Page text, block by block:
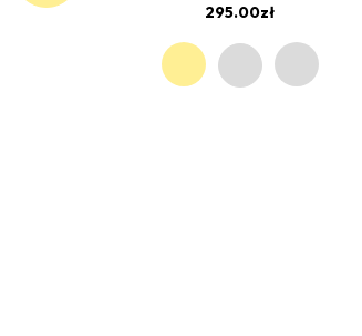
295.00zł